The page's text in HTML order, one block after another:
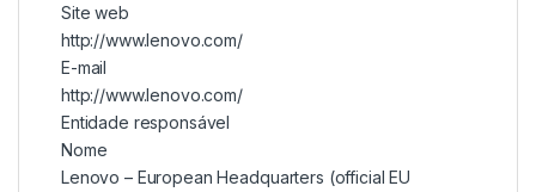
Site web
http://www.lenovo.com/
E-mail
http://www.lenovo.com/
Entidade responsável
Nome
Lenovo – European Headquarters (official EU